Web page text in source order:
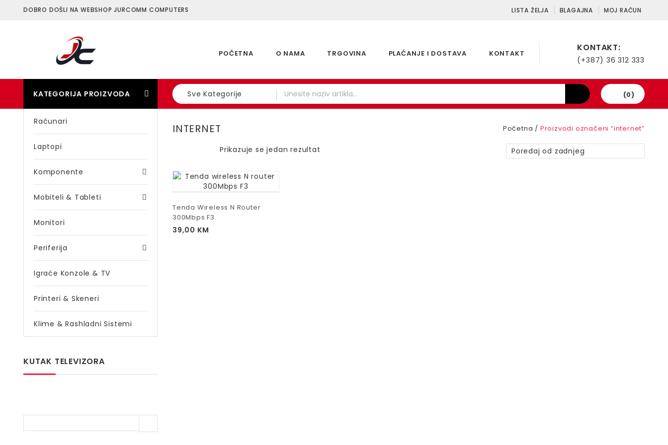
DOBRO DOŠLI NA WEBSHOP JURCOMM COMPUTERS LISTA ŽELJA BLAGAJNA MOJ RAČUN
KONTAKT:
(+387) 36 312 333
POČETNA O NAMA TRGOVINA PLAĆANJE I DOSTAVA KONTAKT
KATEGORIJA PROIZVODA Sve Kategorije (0)
Računari
Laptopi
Komponente
Mobiteli & Tableti
Monitori
Periferija
Igraće Konzole & TV
Printeri & Skeneri
Klime & Rashladni Sistemi
INTERNET Početna / Proizvodi označeni “internet”
Prikazuje se jedan rezultat Poredaj od zadnjeg
Tenda Wireless N Router
300Mbps F3
39,00 KM
KUTAK TELEVIZORA